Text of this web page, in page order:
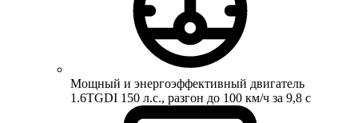
Мощный и энергоэффективный двигатель
1.6TGDI 150 л.с., разгон до 100 км/ч за 9,8 с